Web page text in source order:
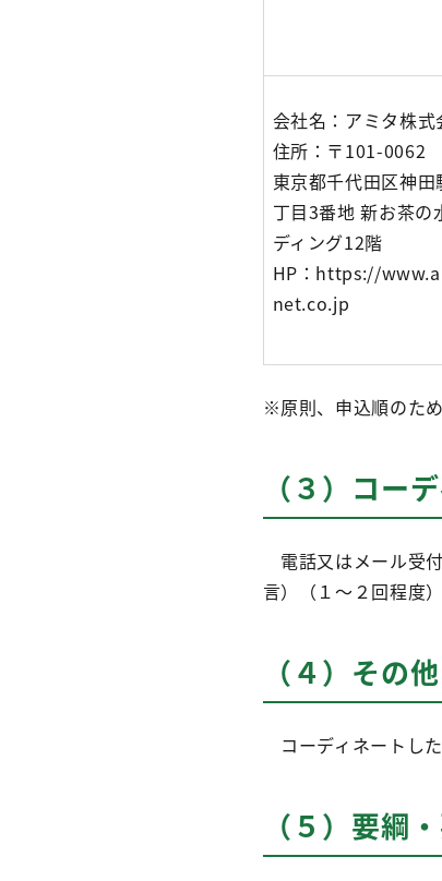
会社名：アミタ株式
住所：〒101-0062
東京都千代田区神田
丁目3番地 新お茶の
ディング12階
HP：https://
net.co.jp
※原則、申込順のた
（３）コー
電話又はメール受
言）（１～２回程度
（４）その他
コーディネートし
（５）要綱